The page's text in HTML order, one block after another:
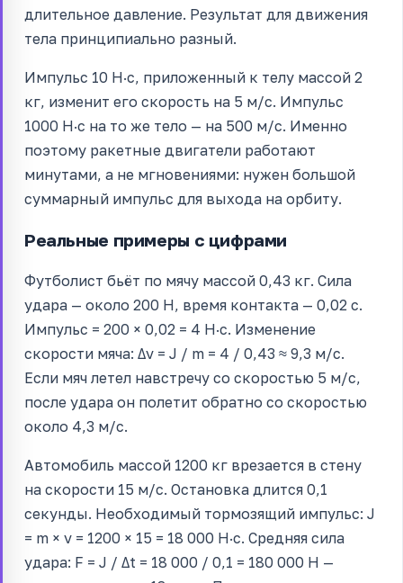
длительное давление. Результат для движения
тела принципиально разный.
Импульс 10 Н·с, приложенный к телу массой 2
кг, изменит его скорость на 5 м/с. Импульс
1000 Н·с на то же тело — на 500 м/с. Именно
поэтому ракетные двигатели работают
минутами, а не мгновениями: нужен большой
суммарный импульс для выхода на орбиту.
Реальные примеры с цифрами
Футболист бьёт по мячу массой 0,43 кг. Сила
удара — около 200 Н, время контакта — 0,02 с.
Импульс = 200 × 0,02 = 4 Н·с. Изменение
скорости мяча: Δv = J / m = 4 / 0,43 ≈ 9,3 м/с.
Если мяч летел навстречу со скоростью 5 м/с,
после удара он полетит обратно со скоростью
около 4,3 м/с.
Автомобиль массой 1200 кг врезается в стену
на скорости 15 м/с. Остановка длится 0,1
секунды. Необходимый тормозящий импульс: J
= m × v = 1200 × 15 = 18 000 Н·с. Средняя сила
удара: F = J / Δt = 18 000 / 0,1 = 180 000 Н —